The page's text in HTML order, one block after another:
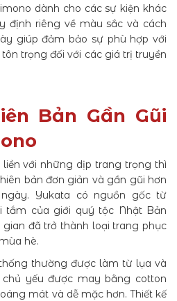
dành cho các sự kiện khác
định riêng về màu sắc và cách
giúp đảm bảo sự phù hợp với
trọng đối với các giá trị truyền
Bản Gần Gũi
với những dịp trang trọng thì
bản đơn giản và gần gũi hơn
Yukata có nguồn gốc từ
tắm của giới quý tộc Nhật Bản
đã trở thành loại trang phục
hè.
thường được làm từ lụa và
yếu được may bằng cotton
mát và dễ mặc hơn. Thiết kế